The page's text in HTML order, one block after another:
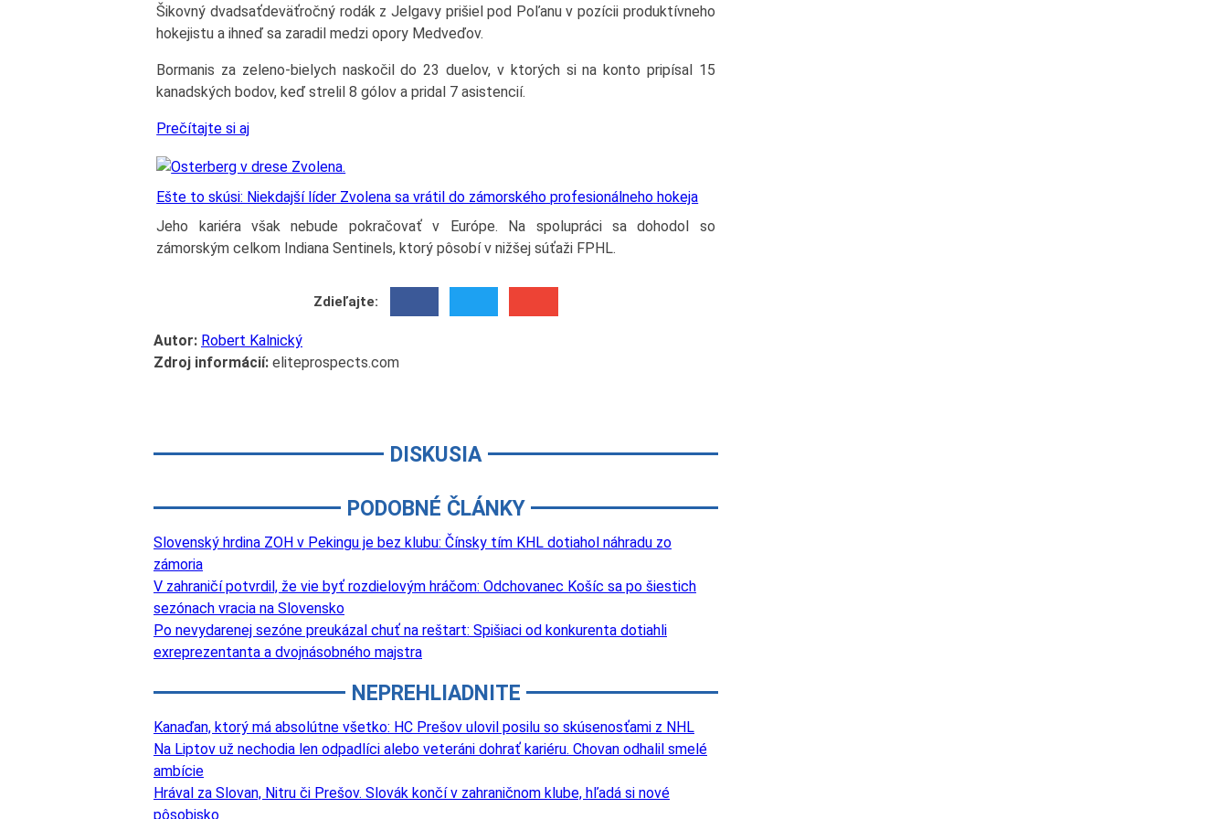
Šikovný dvadsaťdeväťročný rodák z Jelgavy prišiel pod Poľanu v pozícii produktívneho
hokejistu a ihneď sa zaradil medzi opory Medveďov.
Bormanis za zeleno-bielych naskočil do 23 duelov, v ktorých si na konto pripísal 15
kanadských bodov, keď strelil 8 gólov a pridal 7 asistencií.
Prečítajte si aj
Ešte to skúsi: Niekdajší líder Zvolena sa vrátil do zámorského profesionálneho hokeja
Jeho kariéra však nebude pokračovať v Európe. Na spolupráci sa dohodol so
zámorským celkom Indiana Sentinels, ktorý pôsobí v nižšej súťaži FPHL.
Zdieľajte:
Autor: Robert Kalnický
Zdroj informácií: eliteprospects.com
DISKUSIA
PODOBNÉ ČLÁNKY
Slovenský hrdina ZOH v Pekingu je bez klubu: Čínsky tím KHL dotiahol náhradu zo
zámoria
V zahraničí potvrdil, že vie byť rozdielovým hráčom: Odchovanec Košíc sa po šiestich
sezónach vracia na Slovensko
Po nevydarenej sezóne preukázal chuť na reštart: Spišiaci od konkurenta dotiahli
exreprezentanta a dvojnásobného majstra
NEPREHLIADNITE
Kanaďan, ktorý má absolútne všetko: HC Prešov ulovil posilu so skúsenosťami z NHL
Na Liptov už nechodia len odpadlíci alebo veteráni dohrať kariéru. Chovan odhalil smelé
ambície
Hrával za Slovan, Nitru či Prešov. Slovák končí v zahraničnom klube, hľadá si nové
pôsobisko